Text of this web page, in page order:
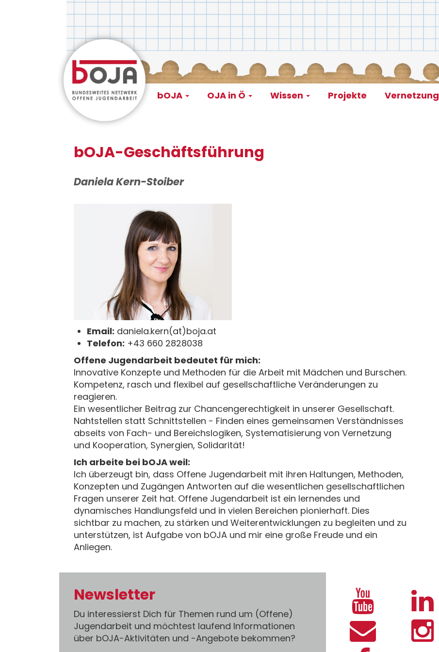
Main
bOJA OJA in Ö Wissen Projekte Vernetzung
bOJA-Geschäftsführung
Daniela Kern-Stoiber
Email: daniela.kern(at)boja.at
Telefon: +43 660 2828038
Offene Jugendarbeit bedeutet für mich:
Innovative Konzepte und Methoden für die Arbeit mit Mädchen und Burschen.
Kompetenz, rasch und flexibel auf gesellschaftliche Veränderungen zu
reagieren.
Ein wesentlicher Beitrag zur Chancengerechtigkeit in unserer Gesellschaft.
Nahtstellen statt Schnittstellen - Finden eines gemeinsamen Verständnisses
abseits von Fach- und Bereichslogiken, Systematisierung von Vernetzung
und Kooperation, Synergien, Solidarität!
Ich arbeite bei bOJA weil:
Ich überzeugt bin, dass Offene Jugendarbeit mit ihren Haltungen, Methoden,
Konzepten und Zugängen Antworten auf die wesentlichen gesellschaftlichen
Fragen unserer Zeit hat. Offene Jugendarbeit ist ein lernendes und
dynamisches Handlungsfeld und in vielen Bereichen pionierhaft. Dies
sichtbar zu machen, zu stärken und Weiterentwicklungen zu begleiten und zu
unterstützen, ist Aufgabe von bOJA und mir eine große Freude und ein
Anliegen.
Newsletter
Du interessierst Dich für Themen rund um (Offene)
Jugendarbeit und möchtest laufend Informationen
über bOJA-Aktivitäten und -Angebote bekommen?